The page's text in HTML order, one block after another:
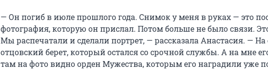
— Он погиб в июле прошлого года. Снимок у меня в руках — это
фотография, которую он прислал. Потом больше не было связи.
Мы распечатали и сделали портрет, — рассказала Анастасия. —
отцовский берет, который остался со срочной службы. А на мне
там на фото видно орден Мужества, которым его наградили уже